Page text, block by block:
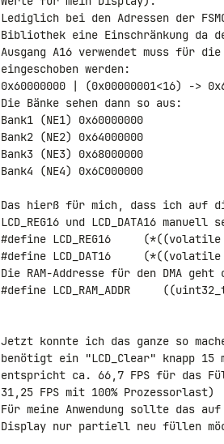
Lediglich bei den Adressen der
Bibliothek eine Einschränkung da
Ausgang A16 verwendet muss für
eingeschoben werden:
0x60000000 | (0x00000001<16) ->
Die Bänke sehen dann so aus:
Bank1 (NE1) 0x60000000
Bank2 (NE2) 0x64000000
Bank3 (NE3) 0x68000000
Bank4 (NE4) 0x6C000000
Das hierß für mich, dass ich auf
LCD_REG16 und LCD_DATA16 manuell
#define LCD_REG16     (*((volatile
#define LCD_DAT16     (*((volatile
Die RAM-Addresse für den DMA
#define LCD_RAM_ADDR
Jetzt konnte ich das ganze so
benötigt ein "LCD_Clear" knapp 15
entspricht ca. 66,7 FPS für das
31,25 FPS mit 100% Prozessorlast)
Für meine Anwendung sollte das
Display nur partiell neu füllen